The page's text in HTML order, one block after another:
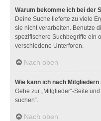
Warum bekomme ich bei der
Deine Suche lieferte zu viele
sie nicht verarbeiten. Benutze
spezifischere Suchbegriffe ein
verschiedene Unterforen.
Nach oben
Wie kann ich nach Mitgliedern
Gehe zur „Mitglieder“-Seite
suchen“.
Nach oben